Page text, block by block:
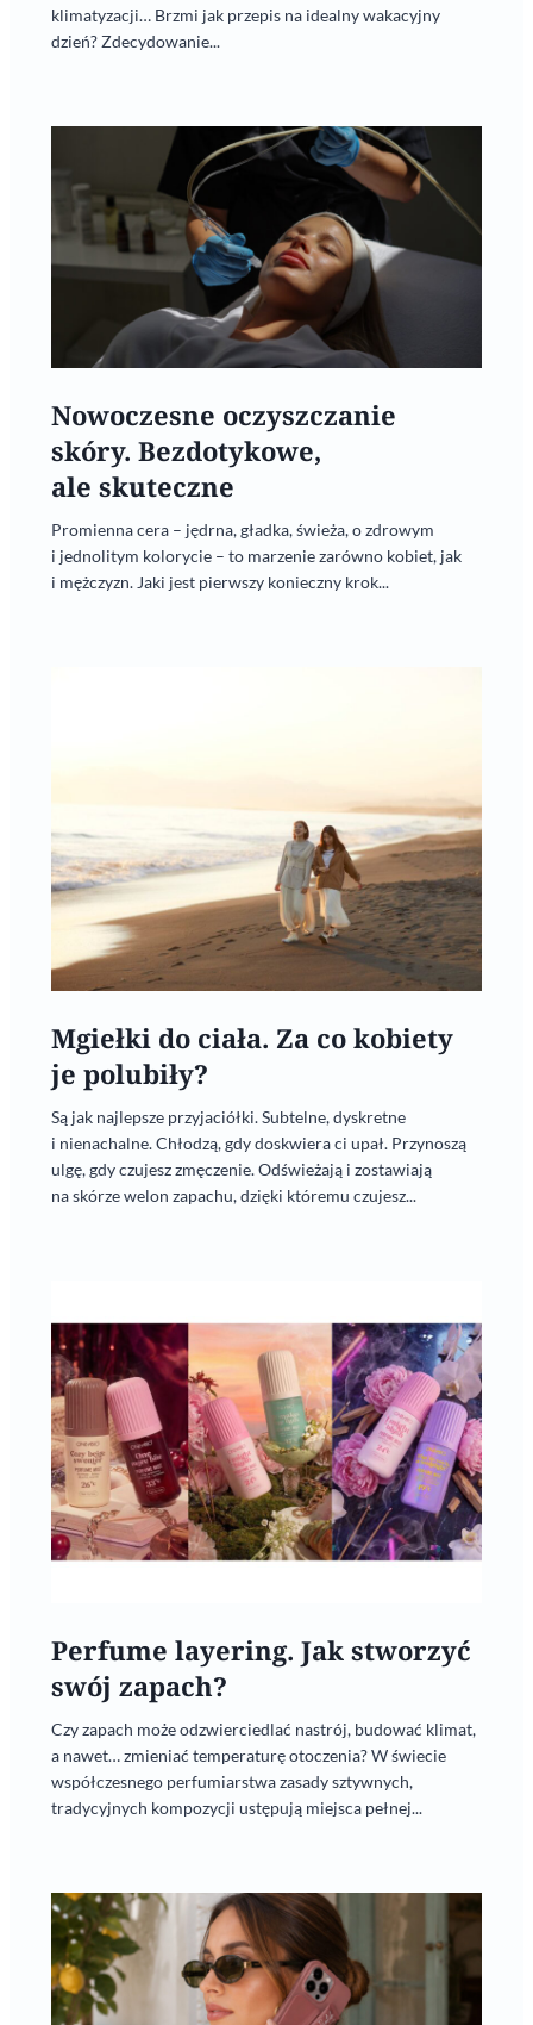
klimatyzacji… Brzmi jak przepis na idealny wakacyjny
dzień? Zdecydowanie...
Nowoczesne oczyszczanie
skóry. Bezdotykowe,
ale skuteczne
Promienna cera – jędrna, gładka, świeża, o zdrowym
i jednolitym kolorycie – to marzenie zarówno kobiet, jak
i mężczyzn. Jaki jest pierwszy konieczny krok...
Mgiełki do ciała. Za co kobiety
je polubiły?
Są jak najlepsze przyjaciółki. Subtelne, dyskretne
i nienachalne. Chłodzą, gdy doskwiera ci upał. Przynoszą
ulgę, gdy czujesz zmęczenie. Odświeżają i zostawiają
na skórze welon zapachu, dzięki któremu czujesz...
Perfume layering. Jak stworzyć
swój zapach?
Czy zapach może odzwierciedlać nastrój, budować klimat,
a nawet… zmieniać temperaturę otoczenia? W świecie
współczesnego perfumiarstwa zasady sztywnych,
tradycyjnych kompozycji ustępują miejsca pełnej...